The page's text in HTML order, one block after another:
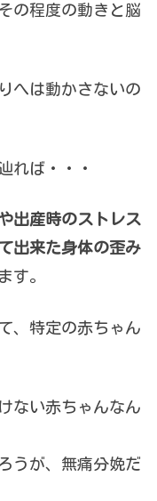
の程度の動きと脳
へは動かさないの
れば・・・
出産時のストレス
出来た身体の歪み
す。
、特定の赤ちゃん
ない赤ちゃんなん
うが、無痛分娩だ